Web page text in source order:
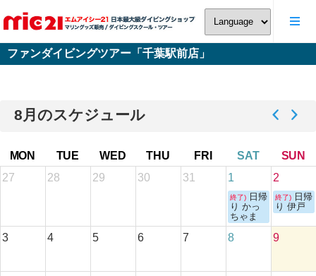
ファンダイビングツアー「千葉駅前店」
8月のスケジュール
MON TUE WED THU FRI SAT
SUN
27
28 29 30 31 1 2
終了)日帰
り かっ
ちゃま
終了)日帰
り 伊戸
3 4 5 6 7 8 9